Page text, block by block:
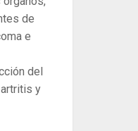
de
e
del
y